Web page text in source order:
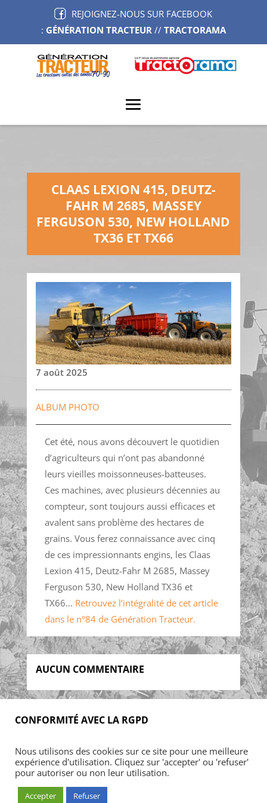
REJOIGNEZ-NOUS SUR FACEBOOK
: GÉNÉRATION TRACTEUR// TRACTORAMA
CLAAS LEXION 415, DEUTZ-
FAHR M 2685, MASSEY
FERGUSON 530, NEW HOLLAND
TX36 ET TX66
7 août 2025
ALBUM PHOTO
Cet été, nous avons découvert le quotidien
d’agriculteurs qui n’ont pas abandonné
leurs vieilles moissonneuses-batteuses.
Ces machines, avec plusieurs décennies au
compteur, sont toujours aussi efficaces et
avalent sans problème des hectares de
grains. Vous ferez connaissance avec cinq
de ces impressionnants engins, les Claas
Lexion 415, Deutz-Fahr M 2685, Massey
Ferguson 530, New Holland TX36 et
TX66… Retrouvez l’intégralité de cet article
dans le n°84 de Génération Tracteur.
AUCUN COMMENTAIRE
Foires & manifestations
Petites annonces
Contact
Mon Compte
CONFORMITÉ AVEC LA RGPD
Nous utilisons des cookies sur ce site pour une meilleure
expérience d'utilisation. Cliquez sur 'accepter' ou 'refuser'
pour autoriser ou non leur utilisation.
Accepter Refuser